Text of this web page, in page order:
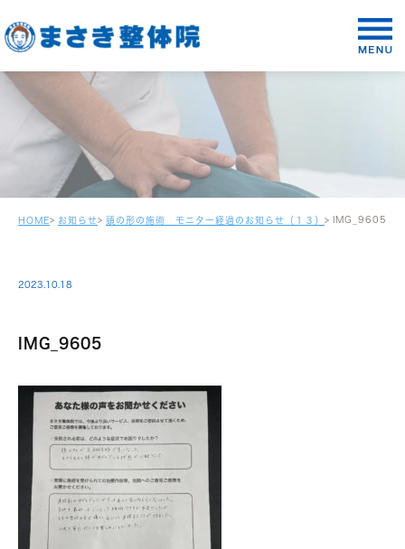
HOME お知らせ 頭の形の施術 モニター経過のお知らせ（１３） IMG_9605
2023.10.18
IMG_9605